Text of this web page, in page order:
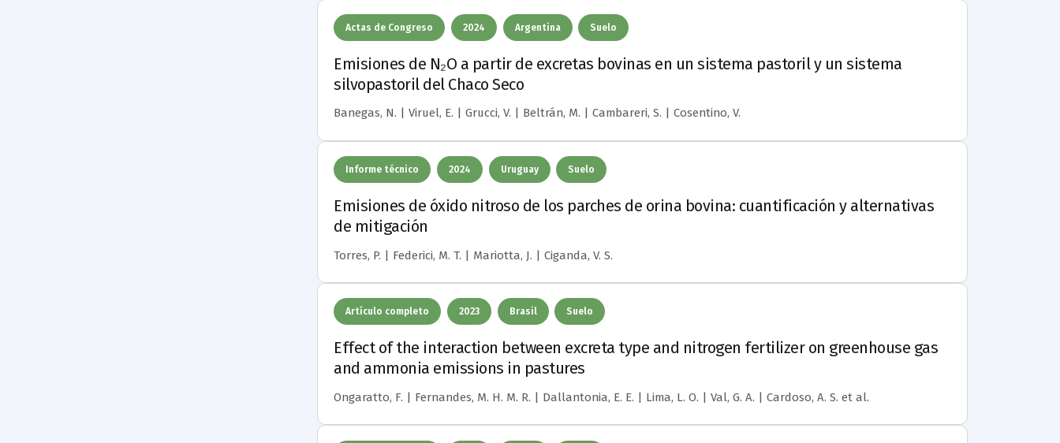
Actas de Congreso 2024 Argentina Suelo
Emisiones de N₂O a partir de excretas bovinas en un sistema pastoril y un sistema
silvopastoril del Chaco Seco
Banegas, N. | Viruel, E. | Grucci, V. | Beltrán, M. | Cambareri, S. | Cosentino, V.
Informe técnico 2024 Uruguay Suelo
Emisiones de óxido nitroso de los parches de orina bovina: cuantificación y alternativas
de mitigación
Torres, P. | Federici, M. T. | Mariotta, J. | Ciganda, V. S.
Artículo completo 2023 Brasil Suelo
Effect of the interaction between excreta type and nitrogen fertilizer on greenhouse gas
and ammonia emissions in pastures
Ongaratto, F. | Fernandes, M. H. M. R. | Dallantonia, E. E. | Lima, L. O. | Val, G. A. | Cardoso, A. S. et al.